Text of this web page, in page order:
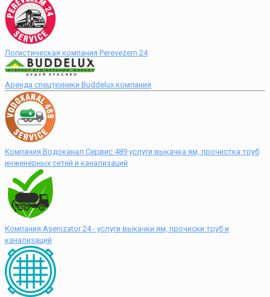
Логистическая компания Perevezem 24
Аренда спецтехники Buddelux компания
Компания Водоканал Сервис 489 услуги выкачка ям, прочистка труб
инженерных сетей и канализаций
Компания Asenizator 24 - услуги выкачки ям, прочиски труб и
канализаций